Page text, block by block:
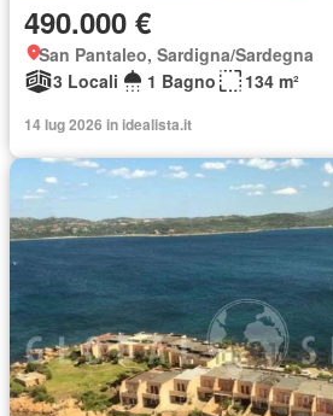
490.000 €
San Pantaleo, Sardigna/Sardegna
3 Locali
1 Bagno 134 m²
14 lug 2026 in idealista.it